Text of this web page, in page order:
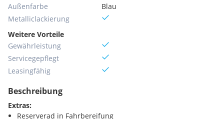
Außenfarbe
Blau
Metallic­lackierung
Weitere Vorteile
Gewährleistung
Servicegepflegt
Leasingfähig
Beschreibung
Extras:
Reserverad in Fahrbereifung